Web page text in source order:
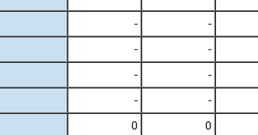
- -
- -
- -
- -
0 0